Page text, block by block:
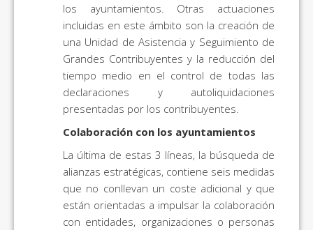
los ayuntamientos. Otras actuaciones
incluidas en este ámbito son la creación de
una Unidad de Asistencia y Seguimiento de
Grandes Contribuyentes y la reducción del
tiempo medio en el control de todas las
declaraciones y autoliquidaciones
presentadas por los contribuyentes.
Colaboración con los ayuntamientos
La última de estas 3 líneas, la búsqueda de
alianzas estratégicas, contiene seis medidas
que no conllevan un coste adicional y que
están orientadas a impulsar la colaboración
con entidades, organizaciones o personas